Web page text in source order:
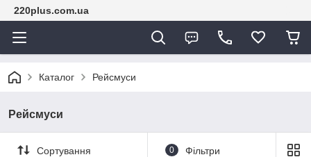
220plus.com.ua
Каталог Рейсмуси
Рейсмуси
Сортування 0 Фільтри